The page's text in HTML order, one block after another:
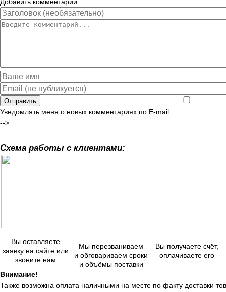
Отправить
Уведомлять меня о новых комментариях по E-mail
-->
Схема работы с клиентами:
Вы оставляете
заявку на сайте или
звоните нам
Мы перезваниваем
и обговариваем сроки
и объёмы поставки
Вы получаете счёт,
оплачиваете его
Внимание!
Также возможна оплата наличными на месте по факту доставки